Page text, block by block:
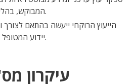
המבוקש, בהלימה לנתוני המטופל.
הייעוץ הרוקחי ייעשה בהתאם
יידוע המטופל ובשיתוף פעולה עמו.